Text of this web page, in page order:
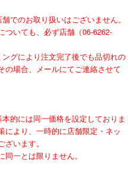
でのお取り扱いはございません。
ついても、必ず店舗（06-6262-
グにより注文完了後でも品切れの
の場合、メールにてご連絡させて
的には同一価格を設定しておりま
により、一時的に店舗限定・ネッ
います。
一とは限りません。